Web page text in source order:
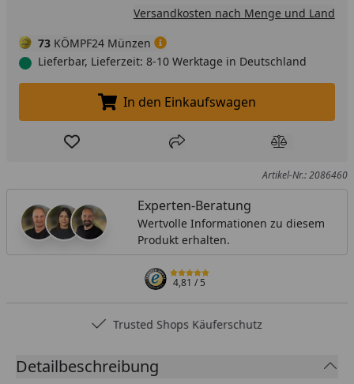
Versandkosten nach Menge und Land
73 KÖMPF24 Münzen
Lieferbar, Lieferzeit: 8-10 Werktage in Deutschland
In den Einkaufswagen legen
In den Einkaufswagen
Produkt zur Wunschliste hinzufügen
Teilen Produkt
Artikel-Nr.: 2086460
Experten-Beratung
Wertvolle Informationen zu diesem
Produkt erhalten.
4,81/ 5
Trusted Shops Käuferschutz
Detailbeschreibung